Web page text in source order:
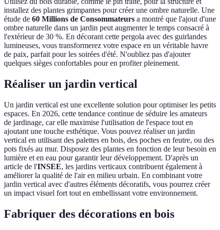
installez des plantes grimpantes pour créer une ombre naturelle. Une
étude de 60 Millions de Consommateurs a montré que l'ajout d'une
ombre naturelle dans un jardin peut augmenter le temps consacré à
l'extérieur de 30 %. En décorant cette pergola avec des guirlandes
lumineuses, vous transformerez votre espace en un véritable havre
de paix, parfait pour les soirées d'été. N'oubliez pas d'ajouter
quelques sièges confortables pour en profiter pleinement.
Réaliser un jardin vertical
Un jardin vertical est une excellente solution pour optimiser les petits
espaces. En 2026, cette tendance continue de séduire les amateurs
de jardinage, car elle maximise l'utilisation de l'espace tout en
ajoutant une touche esthétique. Vous pouvez réaliser un jardin
vertical en utilisant des palettes en bois, des poches en feutre, ou des
pots fixés au mur. Disposez des plantes en fonction de leur besoin en
lumière et en eau pour garantir leur développement. D'après un
article de l'INSEE, les jardins verticaux contribuent également à
améliorer la qualité de l'air en milieu urbain. En combinant votre
jardin vertical avec d'autres éléments décoratifs, vous pourrez créer
un impact visuel fort tout en embellissant votre environnement.
Fabriquer des décorations en bois